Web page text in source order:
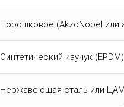
Порошковое (AkzoNobel или
Синтетический каучук (EPDM)
Нержавеющая сталь или